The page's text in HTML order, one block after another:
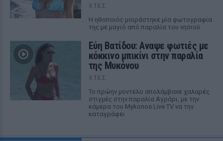
ΧΤΕΣ
Η ηθοποιός μοιράστηκε μία φωτογραφία
της με μαγιό από παραλία του νησιού
Εύη Βατίδου: Αναψε φωτιές με
κόκκινο μπικίνι στην παραλία
της Μυκόνου
ΧΤΕΣ
Το πρώην μοντέλο απολάμβανε χαλαρές
στιγμές στην παραλία Αγράρι, με την
κάμερα του Mykonos Live TV να την
καταγράφει